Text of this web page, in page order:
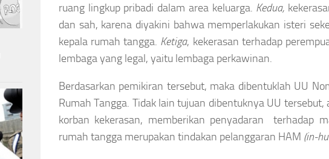
ruang lingkup pribadi dalam area keluarga. Kedua,
dan sah, karena diyakini bahwa memperlakukan isteri
kepala rumah tangga. Ketiga, kekerasan terhadap
lembaga yang legal, yaitu lembaga perkawinan.
Berdasarkan pemikiran tersebut, maka dibentuklah UU
Rumah Tangga. Tidak lain tujuan dibentuknya UU
korban kekerasan, memberikan penyadaran terhadap
rumah tangga merupakan tindakan pelanggaran HAM (in-